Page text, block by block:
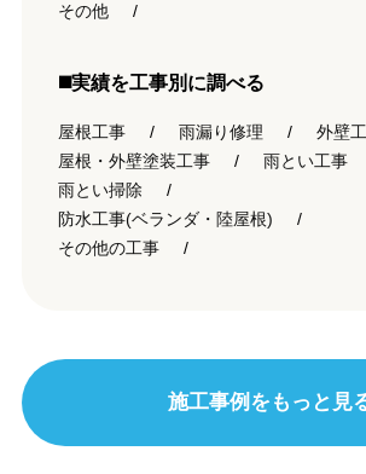
その他
◼️実績を工事別に調べる
屋根工事 雨漏り修理
外壁
屋根・外壁塗装工事
雨とい工事
雨とい掃除
防水工事(ベランダ・陸屋根)
その他の工事
施工事例をもっと見